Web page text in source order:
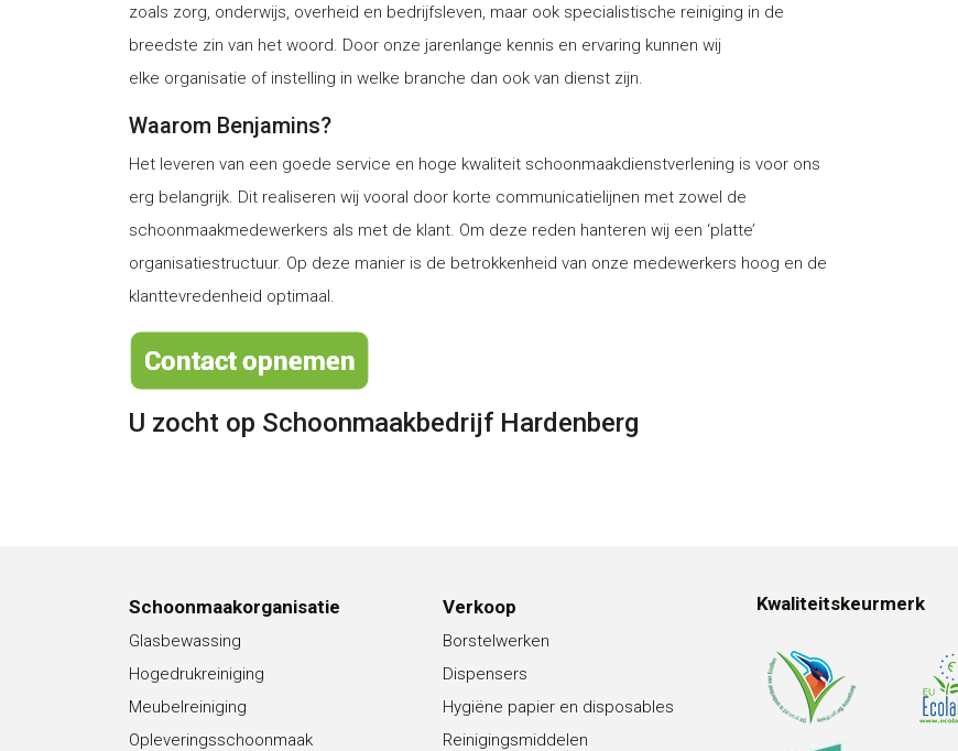
zoals zorg, onderwijs, overheid en bedrijfsleven, maar ook specialistische reiniging in de
breedste zin van het woord. Door onze jarenlange kennis en ervaring kunnen wij
elke organisatie of instelling in welke branche dan ook van dienst zijn.
Waarom Benjamins?
Het leveren van een goede service en hoge kwaliteit schoonmaakdienstverlening is voor ons
erg belangrijk. Dit realiseren wij vooral door korte communicatielijnen met zowel de
schoonmaakmedewerkers als met de klant. Om deze reden hanteren wij een ‘platte’
organisatiestructuur. Op deze manier is de betrokkenheid van onze medewerkers hoog en de
klanttevredenheid optimaal.
U zocht op Schoonmaakbedrijf Hardenberg
Schoonmaakorganisatie
Glasbewassing
Hogedrukreiniging
Meubelreiniging
Opleveringsschoonmaak
Verkoop
Borstelwerken
Dispensers
Hygiëne papier en disposables
Reinigingsmiddelen
Kwaliteitskeurmerk